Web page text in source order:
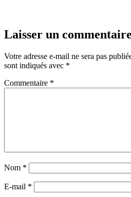
Laisser un commentaire
Votre adresse e-mail ne sera pas
sont indiqués avec *
Commentaire *
Nom *
E-mail *